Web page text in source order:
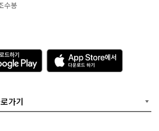
!수봉
다
운
로
기
G
o
A
p
p
e
가기